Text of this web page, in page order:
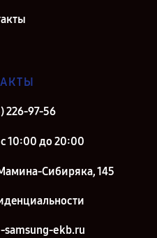
226-97-56
10:00 до 20:00
Сибиряка, 145
samsung-ekb.ru